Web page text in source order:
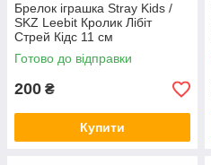
Брелок іграшка Stray Kids /
SKZ Leebit Кролик Лібіт
Стрей Кідс 11 см
Готово до відправки
200 ₴
Купити